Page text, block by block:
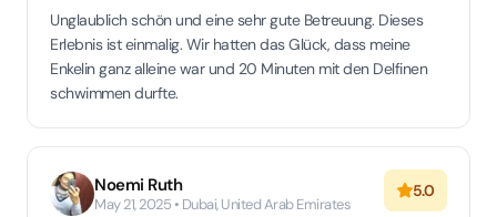
Unglaublich schön und eine sehr gute Betreuung. Dieses
Erlebnis ist einmalig. Wir hatten das Glück, dass meine
Enkelin ganz alleine war und 20 Minuten mit den Delfinen
schwimmen durfte.
Noemi Ruth
May 21, 2025 • Dubai, United Arab Emirates
5.0